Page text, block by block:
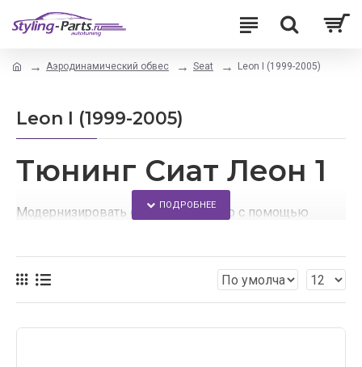
Аэродинамический обвес Seat Leon I (1999-2005)
Leon I (1999-2005)
Тюнинг Сиат Леон 1
Модернизировать свое авто можно с помощью
аэродинамические обвесы для своего автомобиля.